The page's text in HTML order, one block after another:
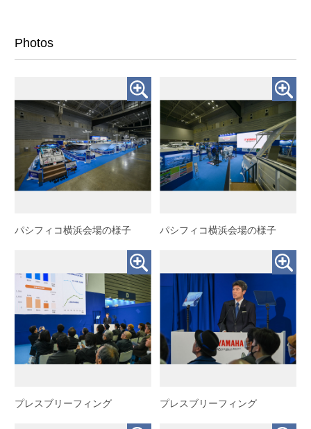
Photos
パシフィコ横浜会場の様子 パシフィコ横浜会場の様子
プレスブリーフィング プレスブリーフィング